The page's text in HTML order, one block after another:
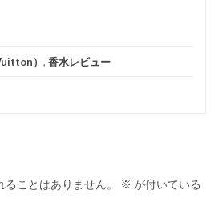
） , 香水レビュー
ことはありません。 ※ が付いている